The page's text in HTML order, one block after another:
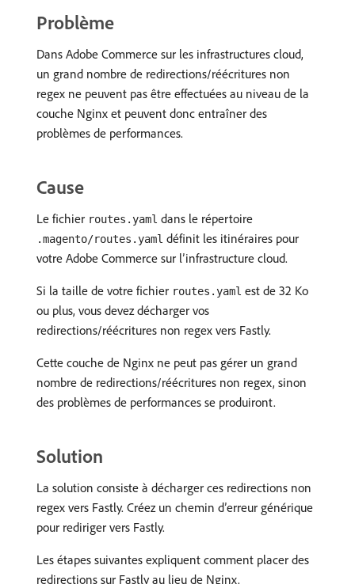
Problème
Dans Adobe Commerce sur les infrastructures cloud,
un grand nombre de redirections/réécritures non
regex ne peuvent pas être effectuées au niveau de la
couche Nginx et peuvent donc entraîner des
problèmes de performances.
Cause
Le fichier routes.yaml dans le répertoire
.magento/routes.yaml définit les itinéraires pour
votre Adobe Commerce sur l’infrastructure cloud.
Si la taille de votre fichier routes.yaml est de 32 Ko
ou plus, vous devez décharger vos
redirections/réécritures non regex vers Fastly.
Cette couche de Nginx ne peut pas gérer un grand
nombre de redirections/réécritures non regex, sinon
des problèmes de performances se produiront.
Solution
La solution consiste à décharger ces redirections non
regex vers Fastly. Créez un chemin d’erreur générique
pour rediriger vers Fastly.
Les étapes suivantes expliquent comment placer des
redirections sur Fastly au lieu de Nginx.